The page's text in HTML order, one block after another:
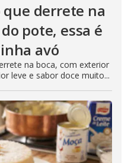
que derrete na
pote, essa é
avó
na boca, com exterior
leve e sabor doce muito...